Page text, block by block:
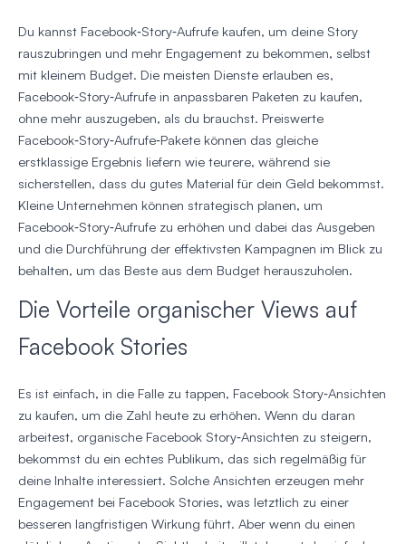
Du kannst Facebook‑Story‑Aufrufe kaufen, um deine Story
rauszubringen und mehr Engagement zu bekommen, selbst
mit kleinem Budget. Die meisten Dienste erlauben es,
Facebook‑Story‑Aufrufe in anpassbaren Paketen zu kaufen,
ohne mehr auszugeben, als du brauchst. Preiswerte
Facebook‑Story‑Aufrufe‑Pakete können das gleiche
erstklassige Ergebnis liefern wie teurere, während sie
sicherstellen, dass du gutes Material für dein Geld bekommst.
Kleine Unternehmen können strategisch planen, um
Facebook‑Story‑Aufrufe zu erhöhen und dabei das Ausgeben
und die Durchführung der effektivsten Kampagnen im Blick zu
behalten, um das Beste aus dem Budget herauszuholen.
Die Vorteile organischer Views auf
Facebook Stories
Es ist einfach, in die Falle zu tappen, Facebook Story‑Ansichten
zu kaufen, um die Zahl heute zu erhöhen. Wenn du daran
arbeitest, organische Facebook Story‑Ansichten zu steigern,
bekommst du ein echtes Publikum, das sich regelmäßig für
deine Inhalte interessiert. Solche Ansichten erzeugen mehr
Engagement bei Facebook Stories, was letztlich zu einer
besseren langfristigen Wirkung führt. Aber wenn du einen